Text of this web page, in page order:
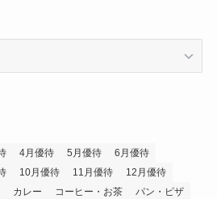
4月優待 5月優待
6月優待
10月優待 11月優待
12月優待
カレー コーヒー・お茶
パン・ピザ